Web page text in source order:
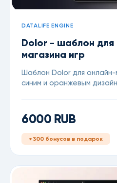
DATALIFE ENGINE
Dolor - шаблон для
магазина игр
Шаблон Dolor для онлайн-
синим и оранжевым
6000 RUB
+300 бонусов в подарок